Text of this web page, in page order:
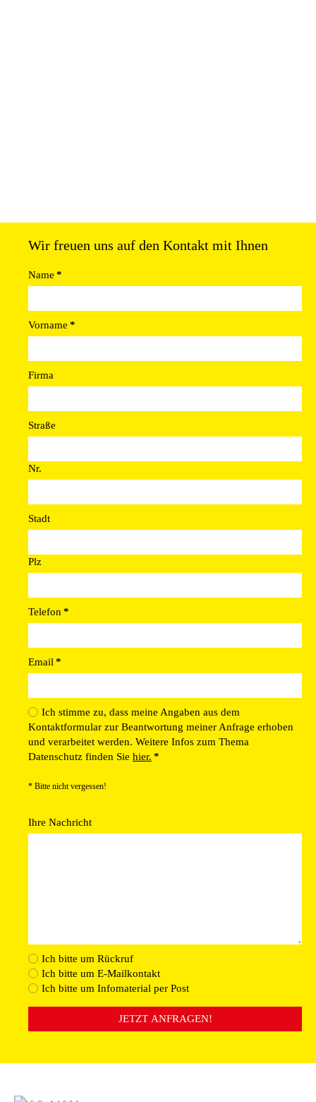
Wir freuen uns auf den Kontakt mit Ihnen
Name *
Vorname *
Firma
Straße
Nr.
Stadt
Plz
Telefon *
Email *
Ich stimme zu, dass meine Angaben aus dem
Kontaktformular zur Beantwortung meiner Anfrage erhoben
und verarbeitet werden. Weitere Infos zum Thema
Datenschutz finden Sie hier. *
* Bitte nicht vergessen!
Ihre Nachricht
Ich bitte um Rückruf
Ich bitte um E-Mailkontakt
Ich bitte um Infomaterial per Post
JETZT ANFRAGEN!